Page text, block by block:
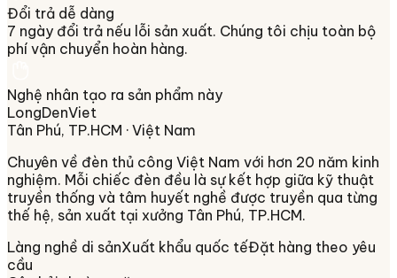
Đổi trả dễ dàng
7 ngày đổi trả nếu lỗi sản xuất. Chúng tôi chịu toàn bộ
phí vận chuyển hoàn hàng.
Nghệ nhân tạo ra sản phẩm này
LongDenViet
Tân Phú, TP.HCM · Việt Nam
Chuyên về đèn thủ công Việt Nam với hơn 20 năm kinh
nghiệm. Mỗi chiếc đèn đều là sự kết hợp giữa kỹ thuật
truyền thống và tâm huyết nghề được truyền qua từng
thế hệ, sản xuất tại xưởng Tân Phú, TP.HCM.
Làng nghề di sảnXuất khẩu quốc tếĐặt hàng theo yêu
cầu